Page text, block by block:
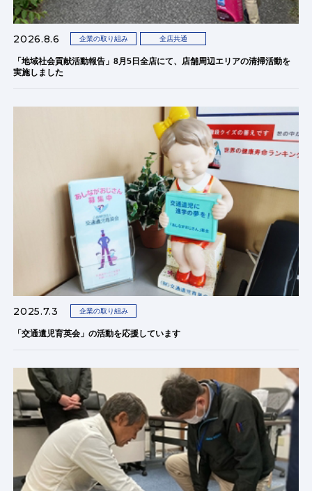
2026.8.6 企業の取り組み 全店共通
「地域社会貢献活動報告」8月5日全店にて、店舗周辺エリアの清掃活動を
実施しました
2025.7.3 企業の取り組み
「交通遺児育英会」の活動を応援しています